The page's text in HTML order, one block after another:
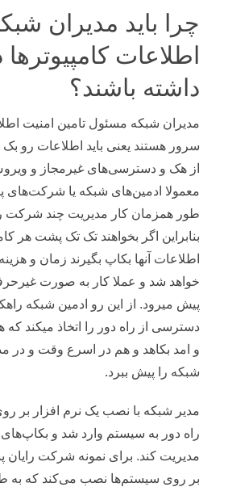
چرا باید مدیران
اطلاعات
داشته باشند؟
مدیران شبکه مسئول تامین امنیت
سرور هستند یعنی باید اطلاعات رو بک
از هک و دسترسی‌های غیرمجاز و
معمولا ادمین‌های شبکه یا شرکت‌های
طور همزمان کار مدیریت چند شرکت
بنابراین اگر بخواهند تک تک پشت هر
اطلاعات آنها بکاپ بگیرند زمان و
خواهد شد و عملا کار به صورت
پیش میرود. از این رو ادمین شبکه
دسترسی از راه دور را اتخاذ میکند
و امد بکاهد و هم در اسرع وقت و در
شبکه را پیش ببرد.
مدیر شبکه با نصب یک نرم افزار بر
راه دور به سیستم وارد شد و بکاپ‌های
مدیریت کند. برای نمونه شرکت رایان
بر روی سیستم‌ها نصب می‌کند که به